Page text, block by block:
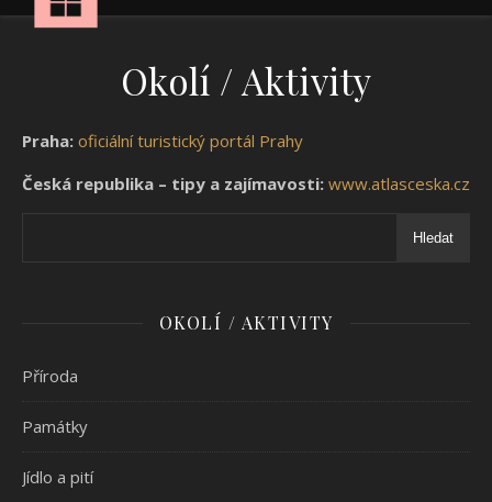
Okolí / Aktivity
Praha: oficiální turistický portál Prahy
Česká republika – tipy a zajímavosti: www.atlasceska.cz
Hledat
OKOLÍ / AKTIVITY
Příroda
Památky
Jídlo a pití